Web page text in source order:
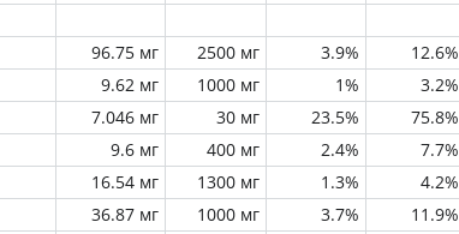
96.75 мг 2500 мг 3.9% 12.6%
9.62 мг 1000 мг 1% 3.2%
7.046 мг 30 мг 23.5% 75.8%
9.6 мг 400 мг 2.4% 7.7%
16.54 мг 1300 мг 1.3% 4.2%
36.87 мг 1000 мг 3.7% 11.9%